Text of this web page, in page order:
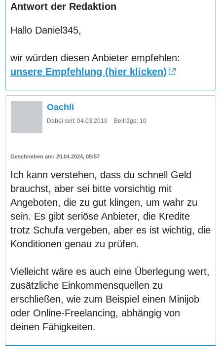
Antwort der Redaktion
Hallo Daniel345,
wir würden diesen Anbieter empfehlen:
unsere Empfehlung (hier klicken)
Oachli
Dabei seit: 04.03.2019 Beiträge: 10
20.04.2024, 08:57
Ich kann verstehen, dass du schnell Geld
brauchst, aber sei bitte vorsichtig mit
Angeboten, die zu gut klingen, um wahr zu
sein. Es gibt seriöse Anbieter, die Kredite
trotz Schufa vergeben, aber es ist wichtig, die
Konditionen genau zu prüfen.
Vielleicht wäre es auch eine Überlegung wert,
zusätzliche Einkommensquellen zu
erschließen, wie zum Beispiel einen Minijob
oder Online-Freelancing, abhängig von
deinen Fähigkeiten.